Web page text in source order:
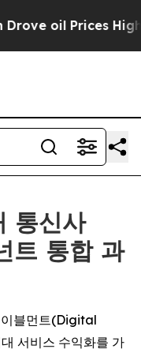
oil Prices Higher,
통신사
트 통합 과
블먼트(Digital
서비스 수익화를 가